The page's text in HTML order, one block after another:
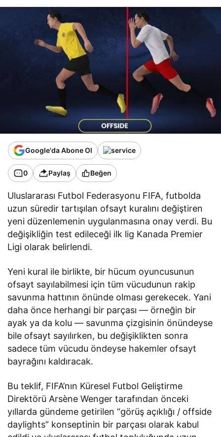
Google'da Abone Ol
0 Paylaş Beğen
Uluslararası Futbol Federasyonu FIFA, futbolda
uzun süredir tartışılan ofsayt kuralını değiştiren
yeni düzenlemenin uygulanmasına onay verdi. Bu
değişikliğin test edileceği ilk lig Kanada Premier
Ligi olarak belirlendi.
Yeni kural ile birlikte, bir hücum oyuncusunun
ofsayt sayılabilmesi için tüm vücudunun rakip
savunma hattının önünde olması gerekecek. Yani
daha önce herhangi bir parçası — örneğin bir
ayak ya da kolu — savunma çizgisinin önündeyse
bile ofsayt sayılırken, bu değişiklikten sonra
sadece tüm vücudu öndeyse hakemler ofsayt
bayrağını kaldıracak.
Bu teklif, FIFA’nın Küresel Futbol Geliştirme
Direktörü Arsène Wenger tarafından önceki
yıllarda gündeme getirilen “görüş açıklığı / offside
daylights” konseptinin bir parçası olarak kabul